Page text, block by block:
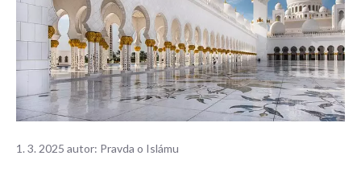
1. 3. 2025 autor: Pravda o Islámu